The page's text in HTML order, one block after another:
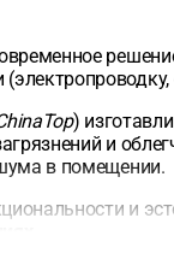
)
и
в помещении.
и